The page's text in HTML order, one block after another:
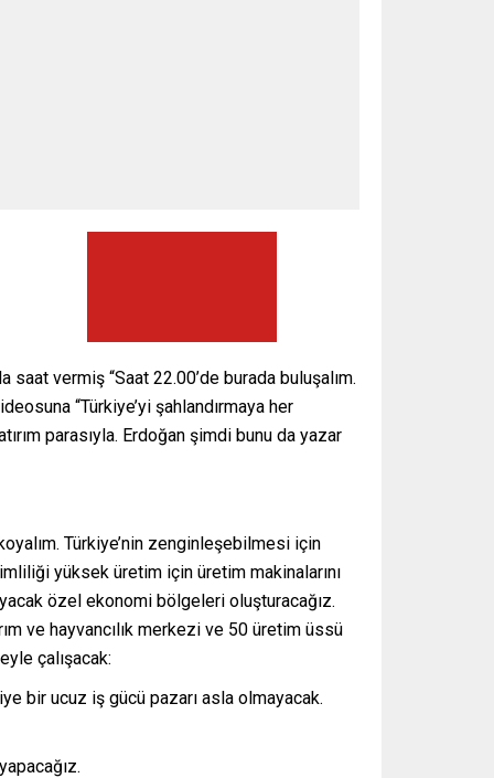
saat vermiş “Saat 22.00’de burada buluşalım.
“Türkiye’yi şahlandırmaya her
parasıyla. Erdoğan şimdi bunu da yazar
Türkiye’nin zenginleşebilmesi için
yüksek üretim için üretim makinalarını
özel ekonomi bölgeleri oluşturacağız.
ve hayvancılık merkezi ve 50 üretim üssü
çalışacak:
bir ucuz iş gücü pazarı asla olmayacak.